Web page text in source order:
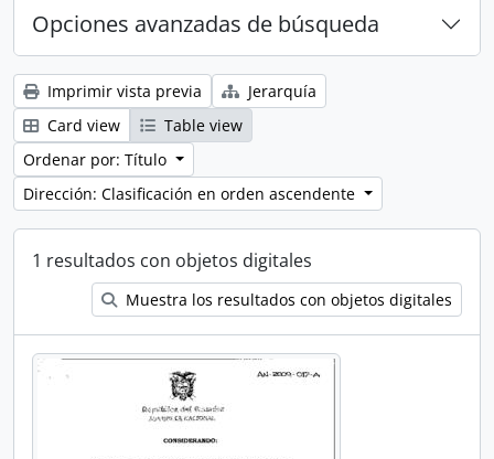
Opciones avanzadas de búsqueda
Imprimir vista previa
Jerarquía
Card view
Table view
Ordenar por: Título
Dirección: Clasificación en orden ascendente
1 resultados con objetos digitales
Muestra los resultados con objetos digitales